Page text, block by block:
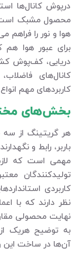
درپوش کانال‌ها
محصول مشبک است
هوا و نور را فراهم
برای عبور هوا هم
دریایی، کف‌پوش
کانال‌های
کاربردهای مهم
بخش‌های
هر گریتینگ از
باربر، رابط و
مهمی است که
تولیدکنندگان
کاربردی
نظر دارند که با
نهایت محصولی
به توضیح هریک
آن‌ها در ساخت این